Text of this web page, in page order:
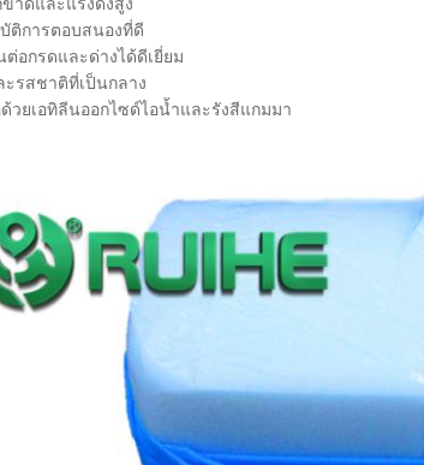
ติการตอบสนองที่ดี
อกรดและด่างได้ดีเยี่ยม
รสชาติที่เป็นกลาง
วยเอทิลีนออกไซด์ไอน้ำและรังสีแกมมา